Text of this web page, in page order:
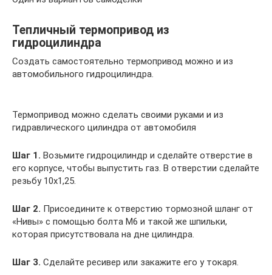
Тепличный термопривод из
гидроцилиндра
Создать самостоятельно термопривод можно и из
автомобильного гидроцилиндра.
Термопривод можно сделать своими руками и из
гидравлического цилиндра от автомобиля
Шаг 1. Возьмите гидроцилиндр и сделайте отверстие в
его корпусе, чтобы выпустить газ. В отверстии сделайте
резьбу 10х1,25.
Шаг 2. Присоедините к отверстию тормозной шланг от
«Нивы» с помощью болта М6 и такой же шпильки,
которая присутствовала на дне цилиндра.
Шаг 3. Сделайте ресивер или закажите его у токаря.